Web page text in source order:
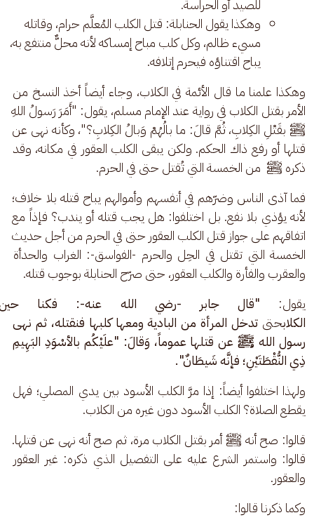
للصيد أو الحراسة.
وهكذا يقول الحنابلة: قتل الكلب المُعلَّم حرام، وقاتله
مسيء ظالم، وكل كلب مباح إمساكه لأنه محلٌّ منتفع به،
يباح اقتناؤه فيحرم إتلافه.
وهكذا علمنا ما قال الأئمة في الكلاب، وجاء أيضاً أخذ النسخ من
الأمر بقتل الكلاب في رواية عند الإمام مسلم، يقول: "أَمَرَ رَسولُ اللهِ
ﷺ بقَتْلِ الكِلابِ، ثُمَّ قالَ: ما بالُهُمْ وَبالُ الكِلابِ؟"، وكأنه نهى عن
قتلها أو رفع ذاك الحكم. ولكن يبقى الكلب العقور في مكانه، وقد
ذكره ﷺ من الخمسة التي تُقتل حتى في الحرم.
فما آذى الناس وضرّهم في أنفسهم وأموالهم يباح قتله بلا خلاف؛
لأنه يؤذي بلا نفع. بل اختلفوا: هل يجب قتله أو يندب؟ فإذاً مع
اتفاقهم على جواز قتل الكلب العقور حتى في الحرم من أجل حديث
الخمسة التي تقتل في الحِل والحرم -الفواسق-: الغراب والحدأة
والعقرب والفأرة والكلب العقور، حتى صرّح الحنابلة بوجوب قتله.
يقول: "قال جابر -رضي الله عنه-:
فكنا
الكلابحتى تدخل المرأة من البادية ومعها كلبها فنقتله، ثم نهى
رسول الله ﷺ عن قتلها عموماً، وَقالَ: "علَيْكُم بالأسْوَدِ البَهِيمِ
ذِي النُّقْطَتَيْنِ؛ فإنَّه شَيطَانٌ".
ولهذا اختلفوا أيضاً: إذا مرَّ الكلب الأسود بين يدي المصلي؛ فهل
يقطع الصلاة؟ الكلب الأسود دون غيره من الكلاب.
قالوا: صح أنه ﷺ أمر بقتل الكلاب مرة، ثم صح أنه نهى عن قتلها.
قالوا: واستمر الشرع عليه على التفصيل الذي ذكره: غير العقور
والعقور.
وكما ذكرنا قالوا: